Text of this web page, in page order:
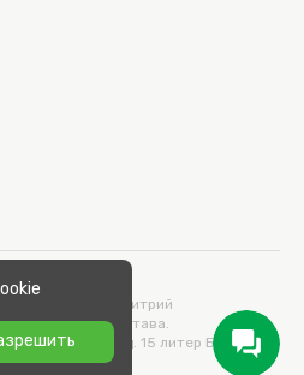
Метельский Дмитрий
на основании Устава.
ул. Кульман, д. 15 литер Б 9/к.